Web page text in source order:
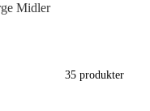
Midler
35 produkter